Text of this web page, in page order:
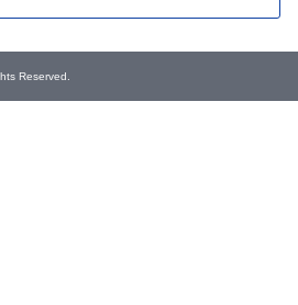
Reserved.